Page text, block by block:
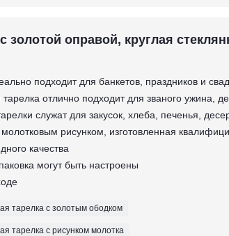
золотой оправой, круглая
подходит для банкетов, праздников и
тарелка отлично подходит для званого ужина,
служат для закусок, хлеба, печенья,
молотковым рисунком, изготовленная
качества
могут быть настроены
тарелка с золотым ободком
тарелка с рисунком молотка